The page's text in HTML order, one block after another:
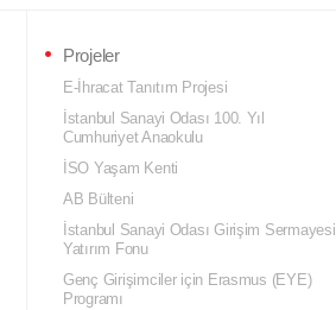
Projeler
E-İhracat Tanıtım Projesi
İstanbul Sanayi Odası 100. Yıl
Cumhuriyet Anaokulu
İSO Yaşam Kenti
AB Bülteni
İstanbul Sanayi Odası Girişim Sermayesi
Yatırım Fonu
Genç Girişimciler için Erasmus (EYE)
Programı